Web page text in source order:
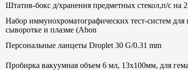
Штатив-бокс д/хранения предметных стекол,п/с на
Набор иммунохроматографических тест-систем
сыворотке и плазме (Abon
Персональные ланцеты Droplet 30 G/0.31 mm
Пробирка вакуумная объем 6 мл, 13х100мм, для